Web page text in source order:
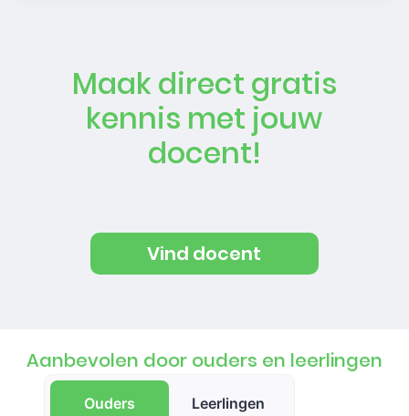
Maak direct gratis
kennis met jouw
docent!
Vind docent
Aanbevolen door ouders en leerlingen
Ouders Leerlingen